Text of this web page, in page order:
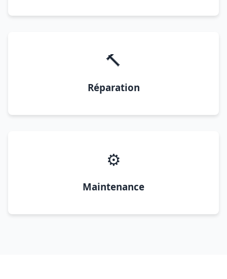
🔨
Réparation
⚙️
Maintenance